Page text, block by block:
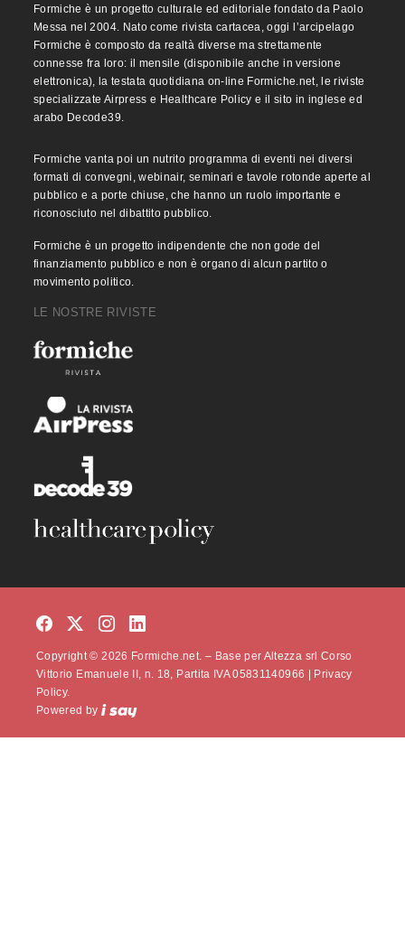
Formiche è un progetto culturale ed editoriale fondato da Paolo
Messa nel 2004. Nato come rivista cartacea, oggi l’arcipelago
Formiche è composto da realtà diverse ma strettamente
connesse fra loro: il mensile (disponibile anche in versione
elettronica), la testata quotidiana on-line Formiche.net, le riviste
specializzate Airpress e Healthcare Policy e il sito in inglese ed
arabo Decode39.
Formiche vanta poi un nutrito programma di eventi nei diversi
formati di convegni, webinair, seminari e tavole rotonde aperte al
pubblico e a porte chiuse, che hanno un ruolo importante e
riconosciuto nel dibattito pubblico.
Formiche è un progetto indipendente che non gode del
finanziamento pubblico e non è organo di alcun partito o
movimento politico.
LE NOSTRE RIVISTE
Copyright © 2026 Formiche.net. – Base per Altezza srl Corso
Vittorio Emanuele II, n. 18, Partita IVA 05831140966 |
Privacy
Policy.
Powered by